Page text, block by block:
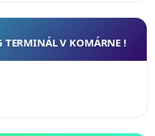
TERMINÁL V KOMÁRNE !